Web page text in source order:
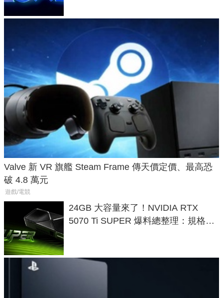
Valve 新 VR 旗艦 Steam Frame 傳天價定價、最高恐
破 4.8 萬元
遊戲/電競
24GB 大容量來了！NVIDIA RTX
5070 Ti SUPER 爆料總整理：規格、